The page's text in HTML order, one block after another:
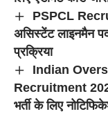
PSPCL
असिस्टेंट लाइनमैन
प्रक्रिया
Indian
Recruitment
भर्ती के लिए